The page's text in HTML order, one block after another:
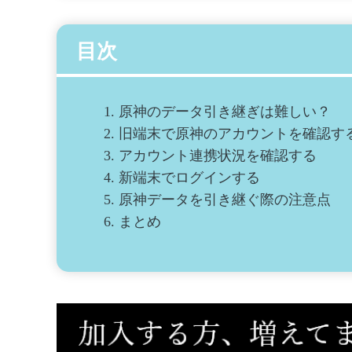
目次
1. 原神のデータ引き継ぎは難しい？
2.
旧端末で原神のアカウントを確認す
3. アカウント連携状況を確認する
4. 新端末でログインする
5. 原神データを引き継ぐ際の注意点
6. まとめ